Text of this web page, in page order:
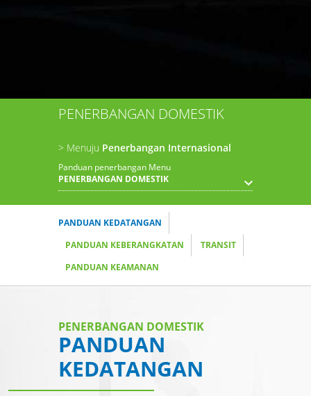
PENERBANGAN DOMESTIK
> Menuju Penerbangan Internasional
Panduan penerbangan Menu
PENERBANGAN DOMESTIK
PANDUAN KEDATANGAN
PANDUAN KEBERANGKATAN
TRANSIT
PANDUAN KEAMANAN
PENERBANGAN DOMESTIK
PANDUAN
KEDATANGAN